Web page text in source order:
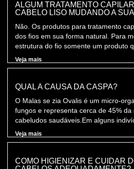
ALGUM TRATAMENTO
CABELO LISO MUDANDO A
Não. Os produtos para tratamento
dos fios em sua forma natural. Para
estrutura do fio somente um produto
Veja mais
QUAL A CAUSA DA CASPA?
O Malas se zia Ovalis é um micro-
fungos e representa cerca de 45%
cabeludos saudáveis.Em alguns
Veja mais
COMO HIGIENIZAR E CUIDAR